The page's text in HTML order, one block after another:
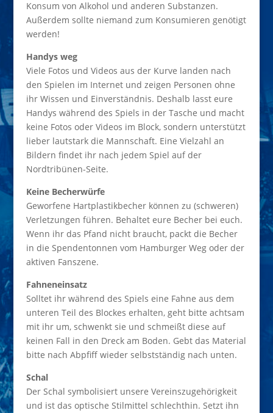
Konsum von Alkohol und anderen Substanzen.
Außerdem sollte niemand zum Konsumieren genötigt
werden!
Handys weg
Viele Fotos und Videos aus der Kurve landen nach
den Spielen im Internet und zeigen Personen ohne
ihr Wissen und Einverständnis. Deshalb lasst eure
Handys während des Spiels in der Tasche und macht
keine Fotos oder Videos im Block, sondern unterstützt
lieber lautstark die Mannschaft. Eine Vielzahl an
Bildern findet ihr nach jedem Spiel auf der
Nordtribünen-Seite.
Keine Becherwürfe
Geworfene Hartplastikbecher können zu (schweren)
Verletzungen führen. Behaltet eure Becher bei euch.
Wenn ihr das Pfand nicht braucht, packt die Becher
in die Spendentonnen vom Hamburger Weg oder der
aktiven Fanszene.
Fahneneinsatz
Solltet ihr während des Spiels eine Fahne aus dem
unteren Teil des Blockes erhalten, geht bitte achtsam
mit ihr um, schwenkt sie und schmeißt diese auf
keinen Fall in den Dreck am Boden. Gebt das Material
bitte nach Abpfiff wieder selbstständig nach unten.
Schal
Der Schal symbolisiert unsere Vereinszugehörigkeit
und ist das optische Stilmittel schlechthin. Setzt ihn